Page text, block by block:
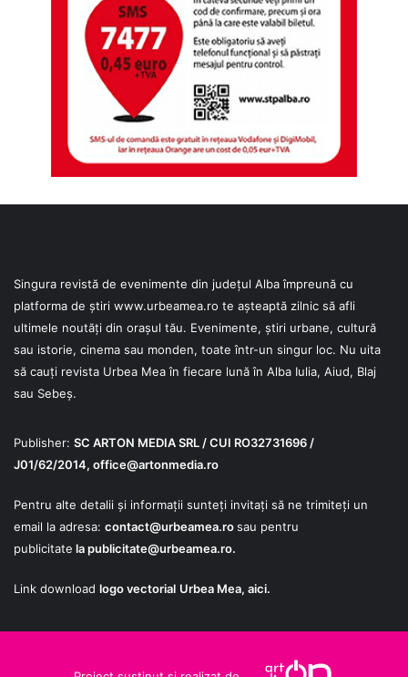
Singura revistă de evenimente din județul Alba împreună cu
platforma de știri www.urbeamea.ro te așteaptă zilnic să afli
ultimele noutăți din orașul tău. Evenimente, știri urbane, cultură
sau istorie, cinema sau monden, toate într-un singur loc. Nu uita
să cauți revista Urbea Mea în fiecare lună în Alba Iulia, Aiud, Blaj
sau Sebeș.
Publisher: SC ARTON MEDIA SRL / CUI RO32731696 /
J01/62/2014, office@artonmedia.ro
Pentru alte detalii și informații sunteți invitați să ne trimiteți un
email la adresa: contact@urbeamea.rosau pentru
publicitate lapublicitate@urbeamea.ro.
Link download logo vectorial Urbea Mea, aici.